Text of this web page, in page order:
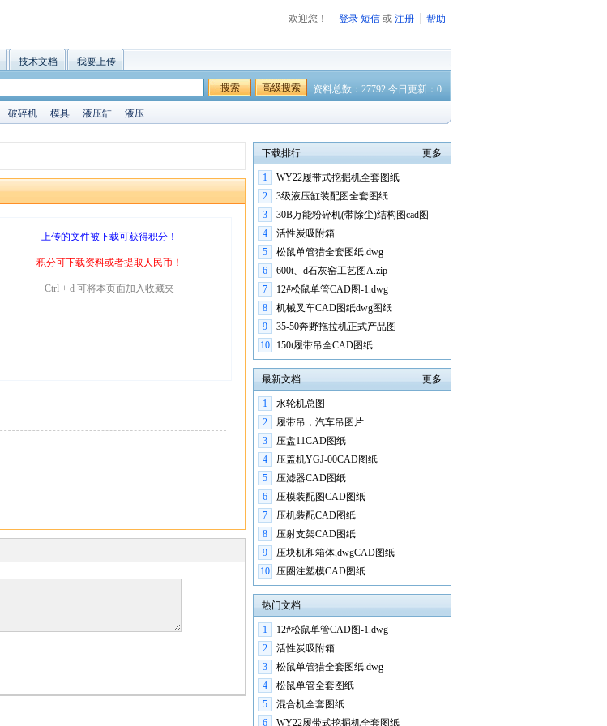
欢迎您！ 登录 短信 或 注册 帮助
技术文档 我要上传
搜索 高级搜索 资料总数：27792 今日更新：0
破碎机 模具 液压缸 液压
上传的文件被下载可获得积分！
积分可下载资料或者提取人民币！
Ctrl + d 可将本页面加入收藏夹
更多..
下载排行
1
WY22履带式挖掘机全套图纸
2
3级液压缸装配图全套图纸
3
30B万能粉碎机(带除尘)结构图cad图
4
活性炭吸附箱
5
松鼠单管猎全套图纸.dwg
6
600t、d石灰窑工艺图A.zip
7
12#松鼠单管CAD图-1.dwg
8
机械叉车CAD图纸dwg图纸
9
35-50奔野拖拉机正式产品图
10
150t履带吊全CAD图纸
更多..
最新文档
1
水轮机总图
2
履带吊，汽车吊图片
3
压盘11CAD图纸
4
压盖机YGJ-00CAD图纸
5
压滤器CAD图纸
6
压模装配图CAD图纸
7
压机装配CAD图纸
8
压射支架CAD图纸
9
压块机和箱体,dwgCAD图纸
10
压圈注塑模CAD图纸
热门文档
1
12#松鼠单管CAD图-1.dwg
2
活性炭吸附箱
3
松鼠单管猎全套图纸.dwg
4
松鼠单管全套图纸
5
混合机全套图纸
6
WY22履带式挖掘机全套图纸